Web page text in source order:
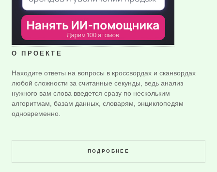
О ПРОЕКТЕ
Находите ответы на вопросы в кроссвордах и сканвордах
любой сложности за считанные секунды, ведь анализ
нужного вам слова введется сразу по нескольким
алгоритмам, базам данных, словарям, энциклопедям
одновременно.
ПОДРОБНЕЕ